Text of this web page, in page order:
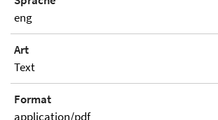
eng
Art
Text
Format
application/pdf